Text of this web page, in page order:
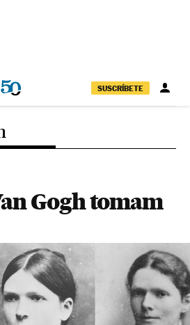
SUSCRÍBETE
Gogh tomam